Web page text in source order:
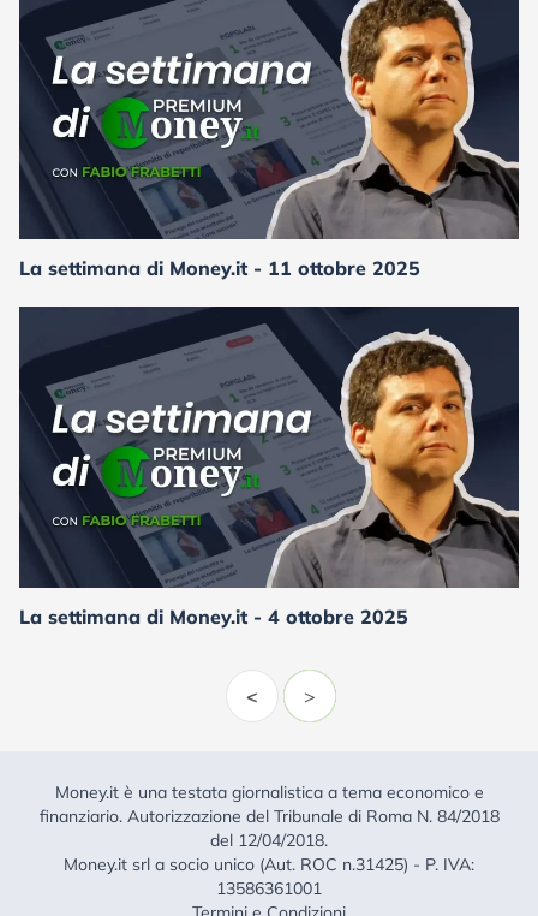
La settimana di Money.it - 11 ottobre 2025
La settimana di Money.it - 4 ottobre 2025
< >
Money.it è una testata giornalistica a tema economico e
finanziario. Autorizzazione del Tribunale di Roma N. 84/2018
del 12/04/2018.
Money.it srl a socio unico (Aut. ROC n.31425) - P. IVA:
13586361001